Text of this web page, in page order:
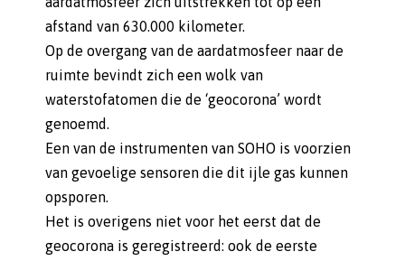
afstand van 630.000 kilometer.
Op de overgang van de aardatmosfeer naar de
ruimte bevindt zich een wolk van
waterstofatomen die de ‘geocorona’ wordt
genoemd.
Een van de instrumenten van SOHO is voorzien
van gevoelige sensoren die dit ijle gas kunnen
opsporen.
Het is overigens niet voor het eerst dat de
geocorona is geregistreerd: ook de eerste